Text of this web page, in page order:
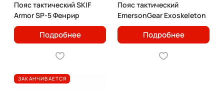
Пояс тактический SKIF
Armor SP-5 Фенрир
Подробнее
Пояс тактический
EmersonGear Exoskeleton
Подробнее
ЗАКАНЧИВАЕТСЯ